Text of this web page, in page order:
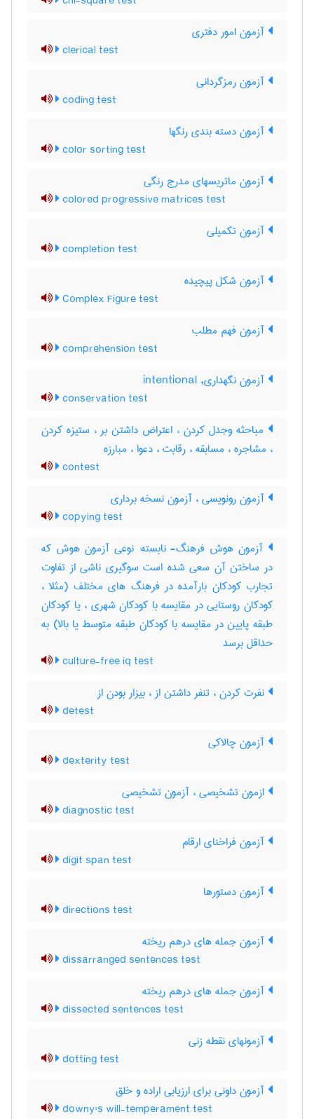
آزمون امور دفتری
clerical test
آزمون رمزگردانی
coding test
آزمون دسته بندی رنگها
color sorting test
آزمون ماتریسهای مدرج رنگی
colored progressive matrices test
آزمون تکمیلی
completion test
آزمون شكل پيچيده
Complex Figure test
آزمون فهم مطلب
comprehension test
آزمون نگهداری, intentional
conservation test
مباحثه وجدل کردن ، اعتراض داشتن بر ، ستیزه کردن
، مشاجره ، مسابقه ، رقابت ، دعوا ، مبارزه
contest
آزمون رونویسی ، آزمون نسخه برداری
copying test
آزمون هوش فرهنگ- نابسته: نوعی آزمون هوش که
در ساختن آن سعی شده است سوگیری ناشی از تفاوت
تجارب کودکان بارآمده در فرهنگ های مختلف (مثلا ،
کودکان روستایی در مقایسه با کودکان شهری ، یا کودکان
طبقه پایین در مقایسه با کودکان طبقه متوسط یا بالا) به
حداقل برسد
culture-free iq test
نفرت کردن ، تنفر داشتن از ، بیزار بودن از
detest
آزمون چالاکی
dexterity test
ازمون تشخیصی ، آزمون تشخیصی
diagnostic test
آزمون فراخنای ارقام
digit span test
آزمون دستورها
directions test
آزمون جمله های درهم ریخته
dissarranged sentences test
آزمون جمله های درهم ریخته
dissected sentences test
آزمونهای نقطه زنی
dotting test
آزمون داونی برای ارزیابی اراده و خلق
downy's will-temperament test